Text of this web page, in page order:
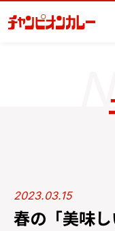
2023.03.15
春の「美味